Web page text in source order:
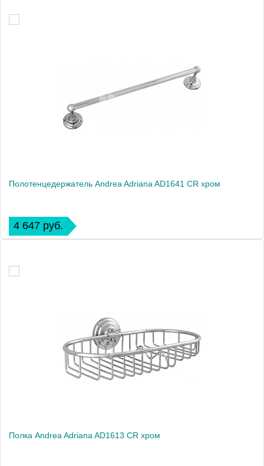
Полотенцедержатель Andrea Adriana AD1641 CR хром
4 647 руб.
Полка Andrea Adriana AD1613 CR хром